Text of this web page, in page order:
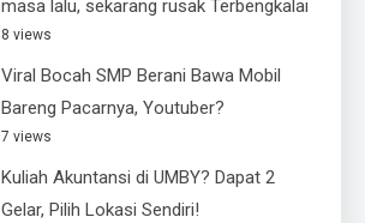
masa lalu, sekarang rusak Terbengkalai
8 views
Viral Bocah SMP Berani Bawa Mobil
Bareng Pacarnya, Youtuber?
7 views
Kuliah Akuntansi di UMBY? Dapat 2
Gelar, Pilih Lokasi Sendiri!